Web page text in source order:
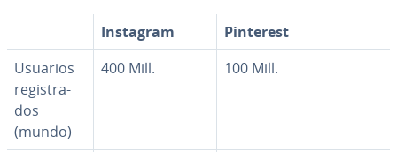
Instagram
Pinterest
Usuarios
re­gi­s­tra­
dos
(mundo)
400 Mill. 100 Mill.